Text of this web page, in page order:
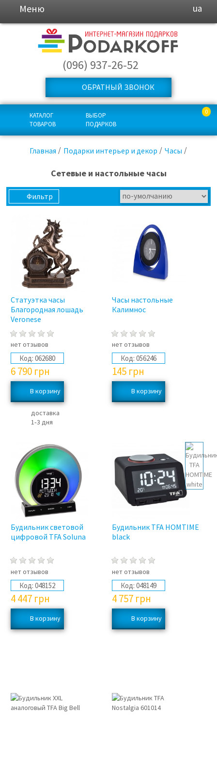
Меню ua
(096) 937-26-52
ОБРАТНЫЙ ЗВОНОК
КАТАЛОГ
ТОВАРОВ
ВЫБОР
ПОДАРКОВ
0
Главная Подарки интерьер и декор Часы
Сетевые и настольные часы
Фильтр
Статуэтка часы
Благородная лошадь
Veronese
нет отзывов
Код: 062680
6 790 грн
доставка
1‑3 дня
Часы настольные
Калимнос
нет отзывов
Код: 056246
145 грн
Будильник световой
цифровой TFA Soluna
нет отзывов
Код: 048152
4 447 грн
Будильник TFA HOMTIME
black
нет отзывов
Код: 048149
4 757 грн